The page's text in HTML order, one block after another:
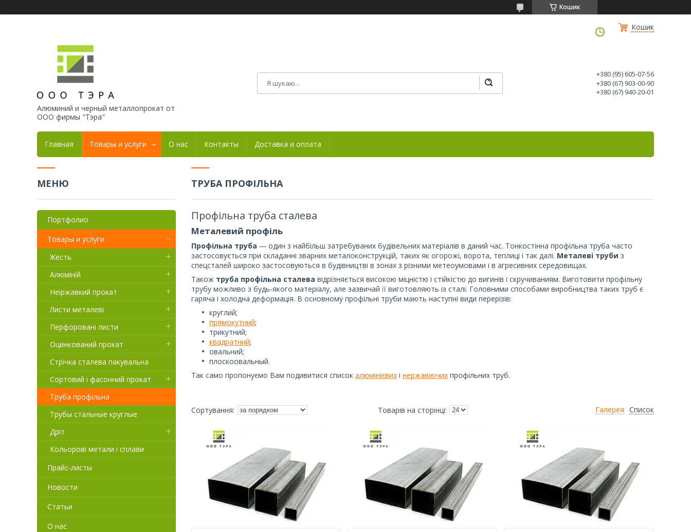
Кошик
Кошик
Алюминий и черный металлопрокат от
ООО фирмы "Тэра"
+380 (95) 605-07-56
+380 (67) 903-00-90
+380 (67) 940-20-01
Главная Товары и услуги О нас Контакты Доставка и оплата
ТРУБА ПРОФІЛЬНА
Профільна труба сталева
Металевий профіль
Профільна труба ― один з найбільш затребуваних будівельних матеріалів в даний час. Тонкостінна профільна труба часто
застосовується при складанні зварних металоконструкцій, таких як огорожі, ворота, теплиці і так далі. Металеві труби з
спецсталей широко застосовуються в будівництві в зонах з різними метеоумовами і в агресивних середовищах.
Також труба профільна сталева відрізняється високою міцністю і стійкістю до вигинів і скручиваниям. Виготовити профільну
трубу можливо з будь-якого матеріалу, але зазвичай її виготовляють із сталі. Головними способами виробництва таких труб є
гаряча і холодна деформація. В основному профільні труби мають наступні види перерізів:
круглий;
прямокутний;
трикутний;
квадратний;
овальний;
плоскоовальный.
Так само пропонуємо Вам подивитися список алюмінієвих і нержавіючих профільних труб.
Галерея Список
Портфолио
Товары и услуги
Жесть
Алюміній
Неіржавкий прокат
Листи металеві
Перфоровані листи
Оцинкований прокат
Стрічка сталева пакувальна
Сортовий і фасонний прокат
Труба профільна
Трубы стальные круглые
Дріт
Кольорові метали і сплави
Прайс-листы
Новости
Статьи
О нас